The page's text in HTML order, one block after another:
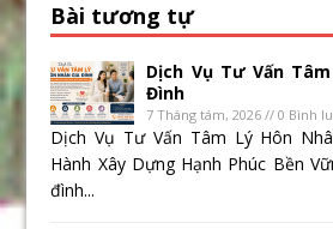
Bài tương tự
Dịch Vụ Tư Vấn
Đình
7 Tháng tám, 2026 // 0 Bình
Dịch Vụ Tư Vấn Tâm Lý Hôn
Hành Xây Dựng Hạnh Phúc Bền
đình...